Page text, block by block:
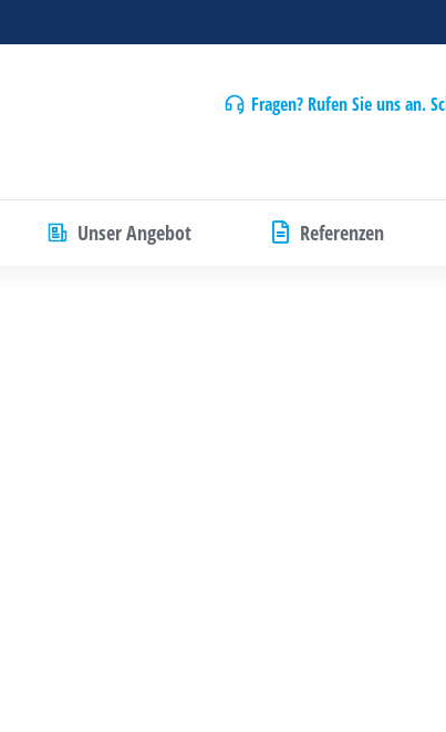
Fragen? Rufen Sie uns an.
Unser Angebot Referenzen